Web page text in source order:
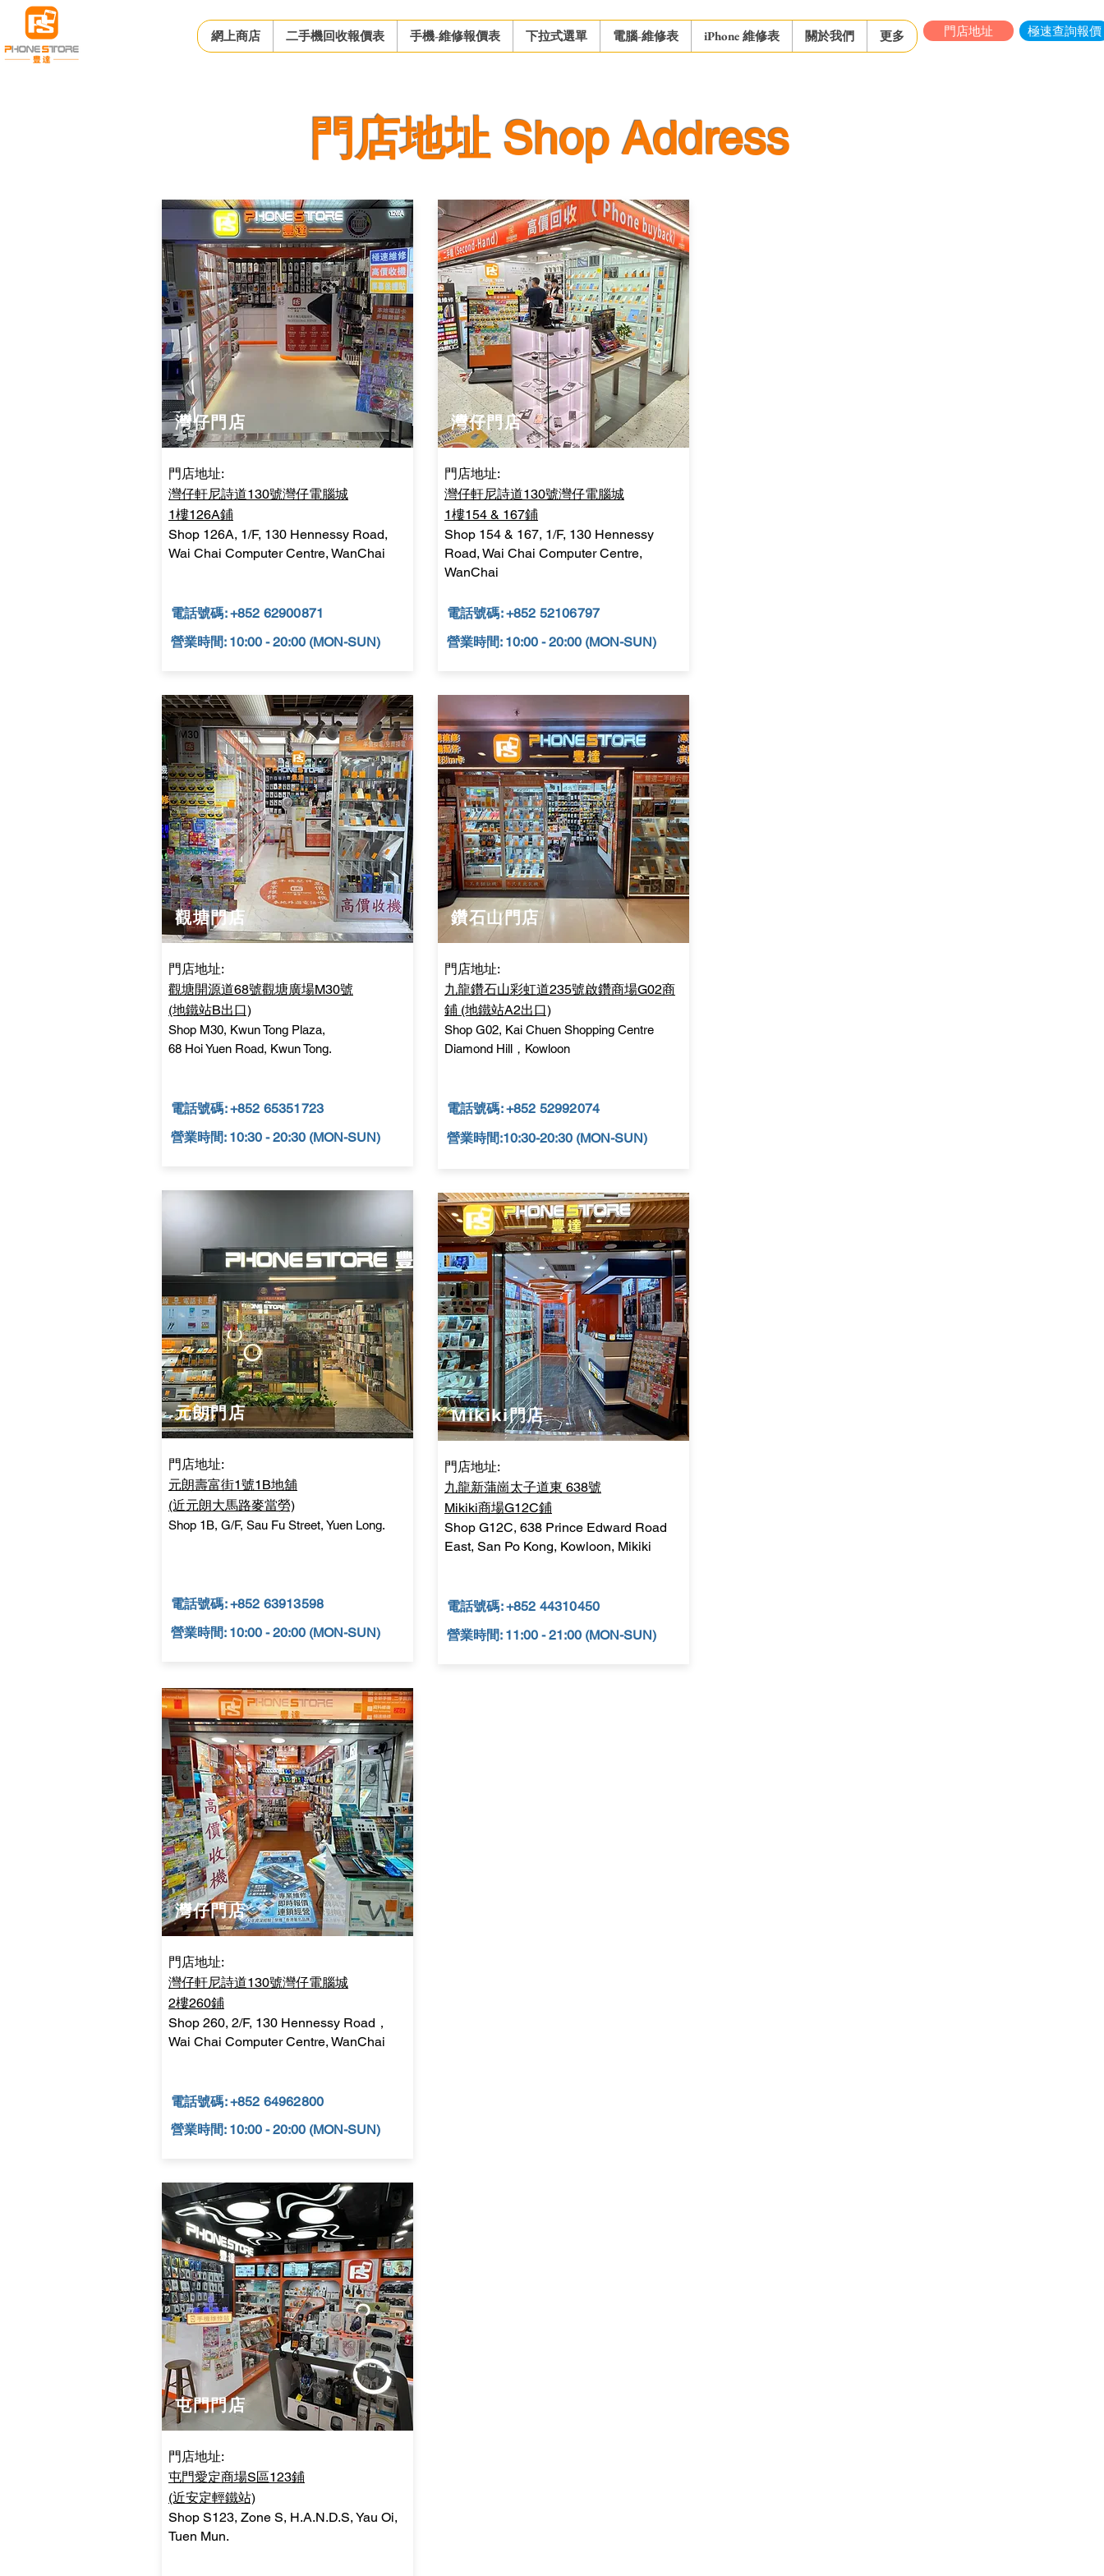
網上商店 二手機回收報價表 手機-維修報價表 下拉式選單 電腦-維修表 iPhone 維修表 關於我們 更多 門店地址 極速查詢報價
​門店地址 Shop Address
​灣仔門店
門店地址:
灣仔軒尼詩道130號灣仔電腦城
1樓126A鋪
Shop 126A, 1/F, 130 Hennessy Road,
Wai Chai Computer Centre, WanChai
電話號碼: +852 62900871
營業時間: 10:00 - 20:00 (MON-SUN)
觀塘門店
門店地址:
觀塘開源道68號觀塘廣場M30號
(地鐵站B出口)
Shop M30, Kwun Tong Plaza,
68 Hoi Yuen Road, Kwun Tong.
電話號碼: +852 65351723
營業時間: 10:30 - 20:30 (MON-SUN)
元朗門店
門店地址:
元朗壽富街1號1B地舖
(近元朗大馬路麥當勞)
Shop 1B, G/F, Sau Fu Street, Yuen Long.
電話號碼: +852 63913598
營業時間: 10:00 - 20:00 (MON-SUN)
​灣仔門店
門店地址:
灣仔軒尼詩道130號灣仔電腦城
1樓154 & 167鋪
Shop 154 & 167, 1/F, 130 Hennessy
Road, Wai Chai Computer Centre,
WanChai
電話號碼: +852 52106797
營業時間: 10:00 - 20:00 (MON-SUN)
鑽石山門店
門店地址:
九龍鑽石山彩虹道235號啟鑽商場G02商
鋪 (地鐵站A2出口)
Shop G02, Kai Chuen Shopping Centre
Diamond Hill，Kowloon
電話號碼: +852 52992074
營業時間:10:30-20:30 (MON-SUN)
​Mikiki門店
門店地址:
九龍新蒲崗太子道東 638號
Mikiki商場G12C鋪
Shop G12C, 638 Prince Edward Road
East, San Po Kong, Kowloon, Mikiki
電話號碼: +852 44310450
營業時間: 11:00 - 21:00 (MON-SUN)
​灣仔門店
門店地址:
灣仔軒尼詩道130號灣仔電腦城
2樓260鋪
Shop 260, 2/F, 130 Hennessy Road，
Wai Chai Computer Centre, WanChai
電話號碼: +852 64962800
營業時間: 10:00 - 20:00 (MON-SUN)
屯門門店
門店地址:
屯門愛定商場S區123鋪
(近安定輕鐵站)
Shop S123, Zone S, H.A.N.D.S, Yau Oi,
Tuen Mun.